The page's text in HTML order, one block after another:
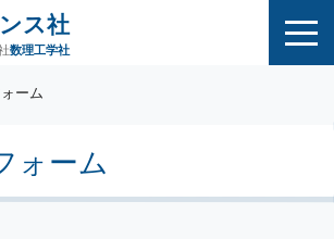
ス社
数理工学社
ォーム
ーム